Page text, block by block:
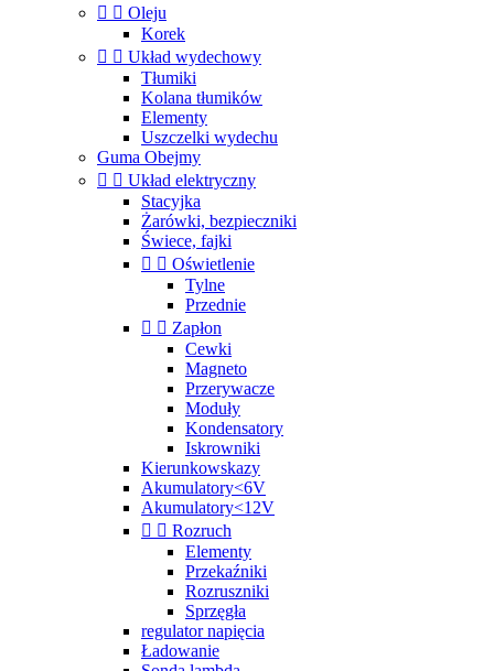
  Oleju
Korek
  Układ wydechowy
Tłumiki
Kolana tłumików
Elementy
Uszczelki wydechu
Guma Obejmy
  Układ elektryczny
Stacyjka
Żarówki, bezpieczniki
Świece, fajki
  Oświetlenie
Tylne
Przednie
  Zapłon
Cewki
Magneto
Przerywacze
Moduły
Kondensatory
Iskrowniki
Kierunkowskazy
Akumulatory<6V
Akumulatory<12V
  Rozruch
Elementy
Przekaźniki
Rozruszniki
Sprzęgła
regulator napięcia
Ładowanie